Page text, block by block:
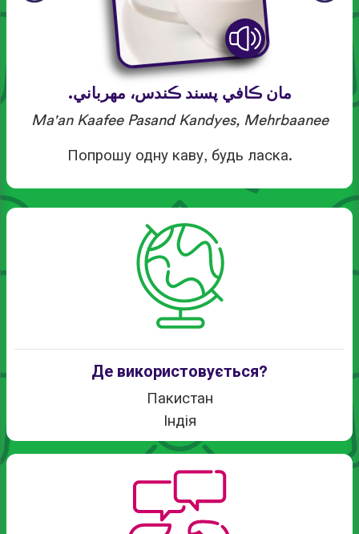
مان ڪافي پسند ڪندس، مهرباني.
Ma'an Kaafee Pasand Kandyes, Mehrbaanee
Попрошу одну каву, будь ласка.
Де використовується?
Пакистан
Індія